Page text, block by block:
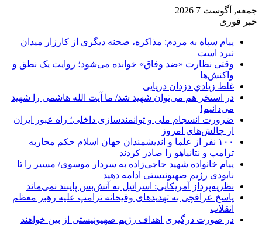
جمعه, آگوست 7 2026
خبر فوری
پیام سپاه به مردم: مذاکره، صحنه دیگری از کارزار میدان
نبرد است
وقتی نظارت «ضد وفاق» خوانده می‌شود؛ روایت یک نطق و
واکنش‌ها
غلط زیادیِ دزدان دریایی
در استخر هم می‌توان شهید شد/ ما آیت الله هاشمی را شهید
می‌دانیم!
ضرورت انسجام ملی و توانمندسازی داخلی؛ راه عبور ایران
از چالش‌های امروز
۱۰۰ نفر از علما و اندیشمندان جهان اسلام حکم محاربه
ترامپ و نتانیاهو را صادر کردند
پیام خانواده شهید حاجی‌زاده به سردار موسوی/ مسیر را تا
نابودی رژیم صهیونیستی ادامه دهید
نظریه‌پرداز آمریکایی: اسرائیل به آتش‌بس پایبند نمی‌ماند
پاسخ عراقچی به تهدیدهای وقیحانه ترامپ علیه رهبر معظم
انقلاب
در صورت درگیری اهداف رژیم صهیونیستی از بین خواهند